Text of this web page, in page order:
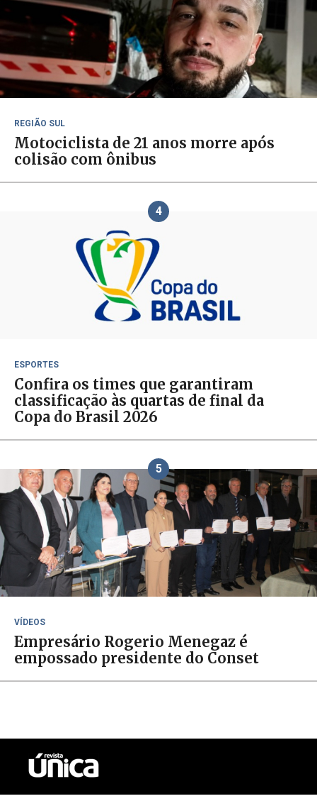
REGIÃO SUL
Motociclista de 21 anos morre após
colisão com ônibus
4
ESPORTES
Confira os times que garantiram
classificação às quartas de final da
Copa do Brasil 2026
5
VÍDEOS
Empresário Rogerio Menegaz é
empossado presidente do Conset